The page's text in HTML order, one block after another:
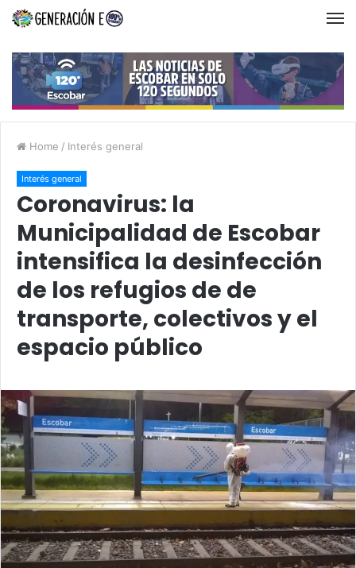
Home / Interés general
Interés general
Coronavirus: la
Municipalidad de Escobar
intensifica la desinfección
de los refugios de de
transporte, colectivos y el
espacio público